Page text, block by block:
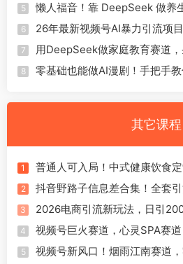
5
懒人福音！靠 DeepSeek 做养
赚 1000+
6
26年最新视频号AI暴力引流项
就可以，单日轻松变现1千➕，
7
用DeepSeek做家庭教育赛道
可变现1000+
8 零基础也能做AI漫剧！手把手
其它课程
1
普通人可入局！中式健康饮食
款，变现超给力
2
抖音野路子信息差合集！全套
解
3 2026电商引流新玩法，日引
4
视频号巨火赛道，心灵SPA赛
收益800+
5 视频号新风口！烟雨江南赛道